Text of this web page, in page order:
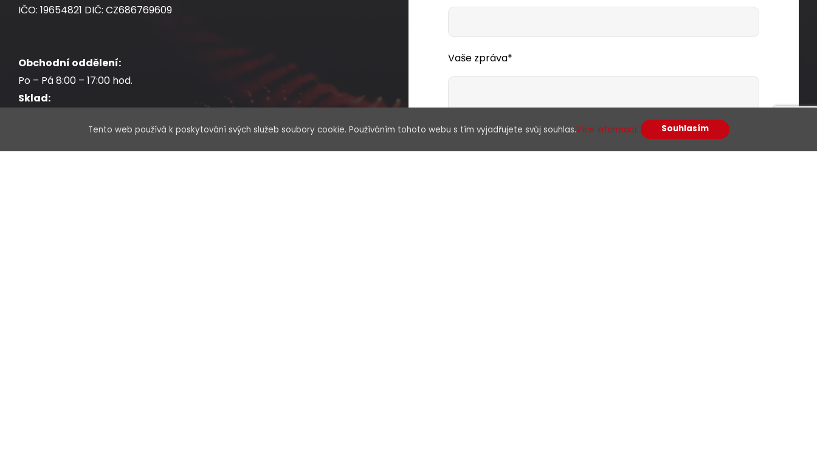
IČO: 19654821 DIČ: CZ686769609
Obchodní oddělení:
Po – Pá 8:00 – 17:00 hod.
Sklad:
Vaše zpráva*
Tento web používá k poskytování svých služeb soubory cookie. Používáním tohoto webu s tím vyjadřujete svůj souhlas.Více informací. Souhlasím